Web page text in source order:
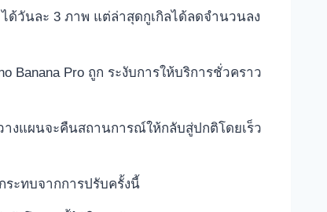
ได้วันละ 3 ภาพ แต่ล่าสุดกูเกิลได้ลดจำนวนลง
Banana Pro ถูก ระงับการให้บริการชั่วคราว
งแผนจะคืนสถานการณ์ให้กลับสู่ปกติโดยเร็ว
ระทบจากการปรับครั้งนี้